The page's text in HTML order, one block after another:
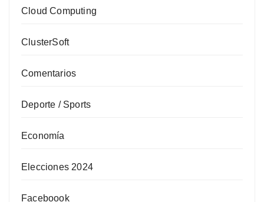
Cloud Computing
ClusterSoft
Comentarios
Deporte / Sports
Economía
Elecciones 2024
Faceboook